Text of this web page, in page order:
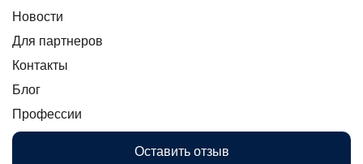
Новости
Для партнеров
Контакты
Блог
Профессии
Оставить отзыв